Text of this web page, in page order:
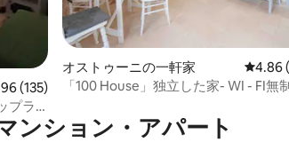
ュー135件、5つ星中4.96つ星の平均評価
(135)
プラ
オストゥーニの一軒家 レビュ
4.86
「100 House」独立した家- WI - FI無
ンション・アパート